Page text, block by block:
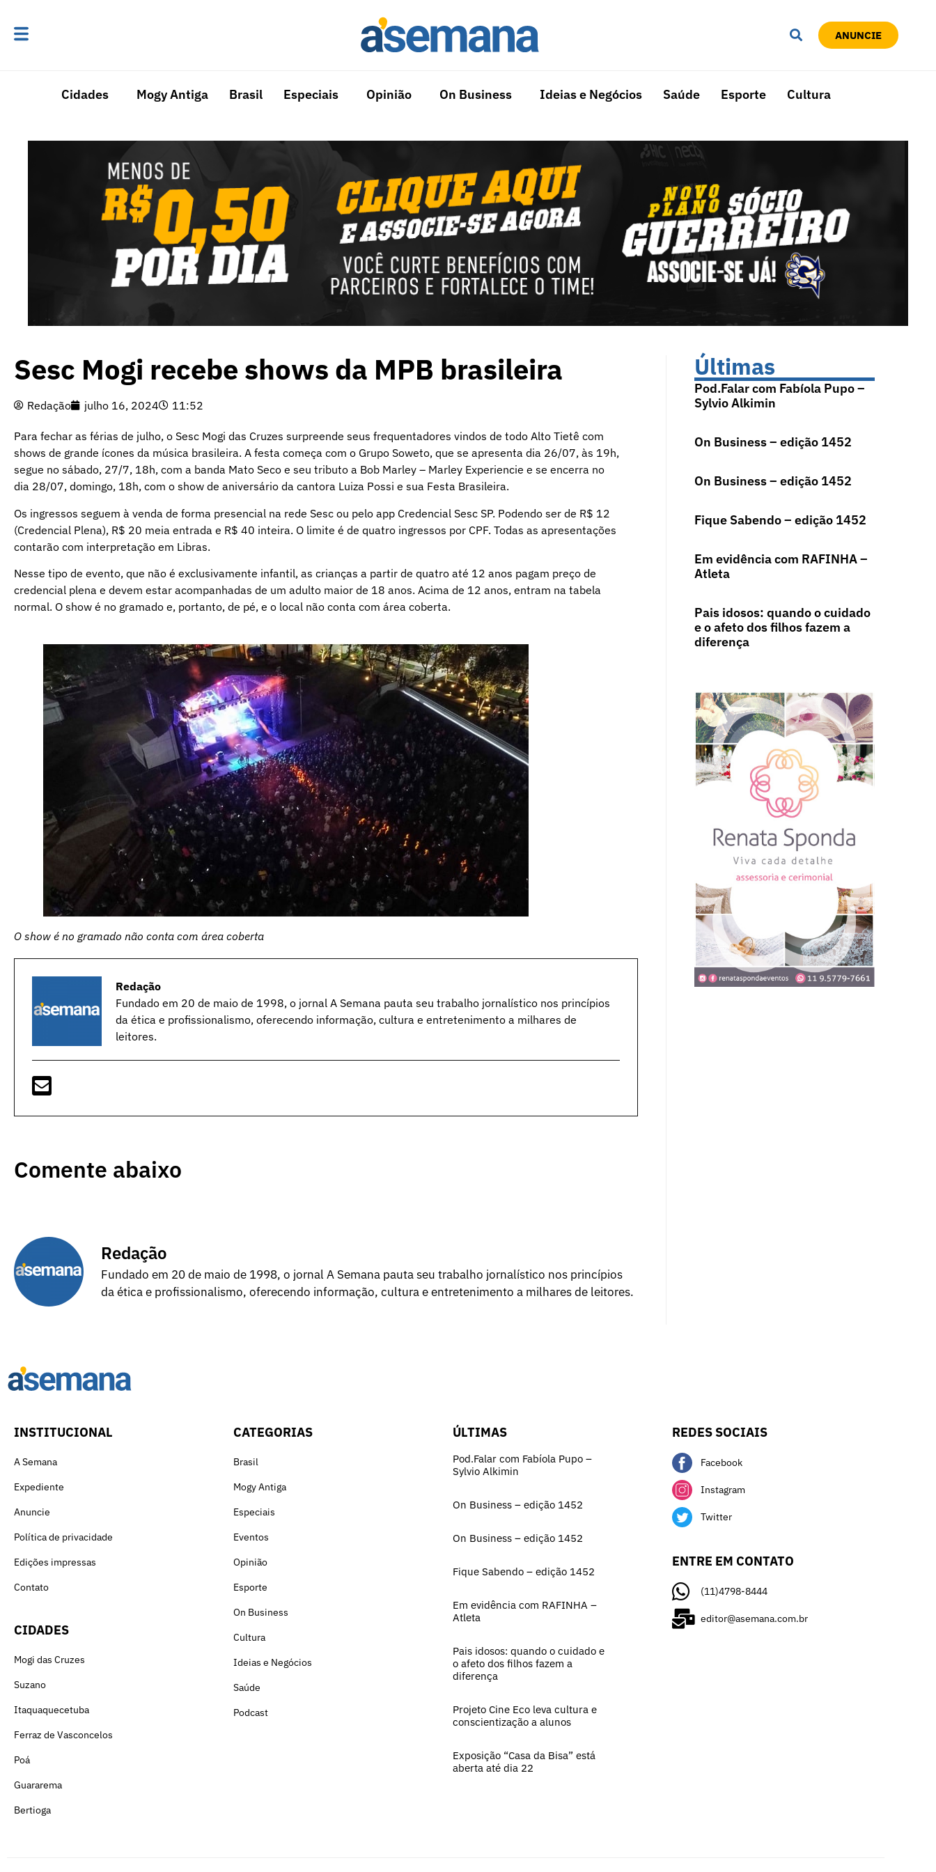
ANUNCIE
Cidades Mogy Antiga Brasil Especiais Opinião On Business Ideias e Negócios Saúde Esporte Cultura
Sesc Mogi recebe shows da MPB brasileira
Redação julho 16, 2024 11:52
Para fechar as férias de julho, o Sesc Mogi das Cruzes surpreende seus frequentadores vindos de todo Alto Tietê com
shows de grande ícones da música brasileira. A festa começa com o Grupo Soweto, que se apresenta dia 26/07, às 19h,
segue no sábado, 27/7, 18h, com a banda Mato Seco e seu tributo a Bob Marley – Marley Experiencie e se encerra no
dia 28/07, domingo, 18h, com o show de aniversário da cantora Luiza Possi e sua Festa Brasileira.
Os ingressos seguem à venda de forma presencial na rede Sesc ou pelo app Credencial Sesc SP. Podendo ser de R$ 12
(Credencial Plena), R$ 20 meia entrada e R$ 40 inteira. O limite é de quatro ingressos por CPF. Todas as apresentações
contarão com interpretação em Libras.
Nesse tipo de evento, que não é exclusivamente infantil, as crianças a partir de quatro até 12 anos pagam preço de
credencial plena e devem estar acompanhadas de um adulto maior de 18 anos. Acima de 12 anos, entram na tabela
normal. O show é no gramado e, portanto, de pé, e o local não conta com área coberta.
O show é no gramado não conta com área coberta
Redação
Fundado em 20 de maio de 1998, o jornal A Semana pauta seu trabalho jornalístico nos princípios
da ética e profissionalismo, oferecendo informação, cultura e entretenimento a milhares de
leitores.
Comente abaixo
Redação
Fundado em 20 de maio de 1998, o jornal A Semana pauta seu trabalho jornalístico nos princípios
da ética e profissionalismo, oferecendo informação, cultura e entretenimento a milhares de leitores.
Últimas
Pod.Falar com Fabíola Pupo –
Sylvio Alkimin
On Business – edição 1452
On Business – edição 1452
Fique Sabendo – edição 1452
Em evidência com RAFINHA –
Atleta
Pais idosos: quando o cuidado
e o afeto dos filhos fazem a
diferença
INSTITUCIONAL
A Semana
Expediente
Anuncie
Política de privacidade
Edições impressas
Contato
CIDADES
Mogi das Cruzes
Suzano
Itaquaquecetuba
Ferraz de Vasconcelos
Poá
Guararema
Bertioga
CATEGORIAS
Brasil
Mogy Antiga
Especiais
Eventos
Opinião
Esporte
On Business
Cultura
Ideias e Negócios
Saúde
Podcast
ÚLTIMAS
Pod.Falar com Fabíola Pupo –
Sylvio Alkimin
On Business – edição 1452
On Business – edição 1452
Fique Sabendo – edição 1452
Em evidência com RAFINHA –
Atleta
Pais idosos: quando o cuidado e
o afeto dos filhos fazem a
diferença
Projeto Cine Eco leva cultura e
conscientização a alunos
Exposição “Casa da Bisa” está
aberta até dia 22
REDES SOCIAIS
Facebook
Instagram
Twitter
ENTRE EM CONTATO
(11)4798-8444
editor@asemana.com.br